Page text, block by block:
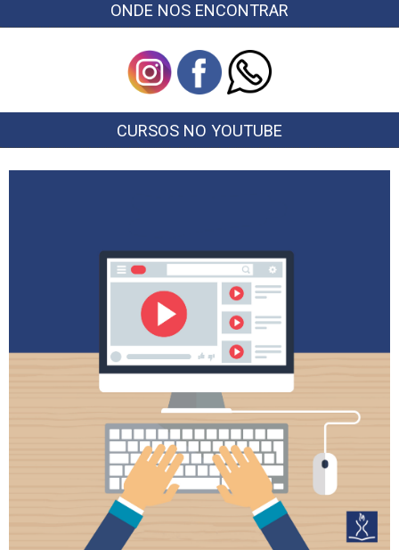
ONDE NOS ENCONTRAR
CURSOS NO YOUTUBE